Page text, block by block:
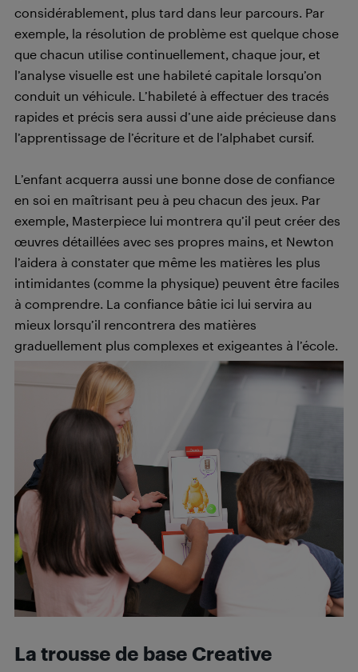
considérablement, plus tard dans leur parcours. Par
exemple, la résolution de problème est quelque chose
que chacun utilise continuellement, chaque jour, et
l’analyse visuelle est une habileté capitale lorsqu’on
conduit un véhicule. L’habileté à effectuer des tracés
rapides et précis sera aussi d’une aide précieuse dans
l’apprentissage de l’écriture et de l’alphabet cursif.
L’enfant acquerra aussi une bonne dose de confiance
en soi en maîtrisant peu à peu chacun des jeux. Par
exemple, Masterpiece lui montrera qu’il peut créer des
œuvres détaillées avec ses propres mains, et Newton
l’aidera à constater que même les matières les plus
intimidantes (comme la physique) peuvent être faciles
à comprendre. La confiance bâtie ici lui servira au
mieux lorsqu’il rencontrera des matières
graduellement plus complexes et exigeantes à l’école.
La trousse de base Creative